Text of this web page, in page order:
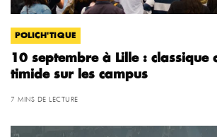
POLICH'TIQUE
10 septembre à Lille : classique
timide sur les campus
7 MINS DE LECTURE